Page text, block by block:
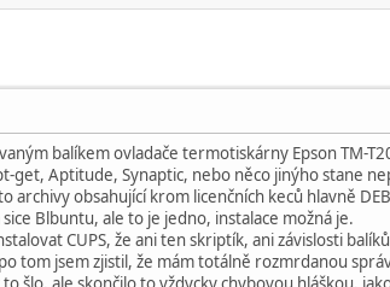
balíkem ovladače termotiskárny Epson TM-
get, Aptitude, Synaptic, nebo něco jinýho stane
obsahující krom licenčních keců hlavně
Blbuntu, ale to je jedno, instalace možná je.
CUPS, že ani ten skriptík, ani závislosti
tom jsem zjistil, že mám totálně rozmrdanou